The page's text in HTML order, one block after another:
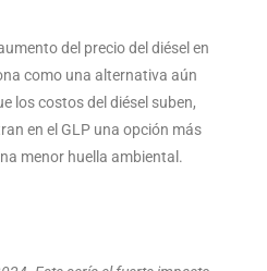
del precio del diésel en
como una alternativa aún
los costos del diésel suben,
en el GLP una opción más
menor huella ambiental​​.